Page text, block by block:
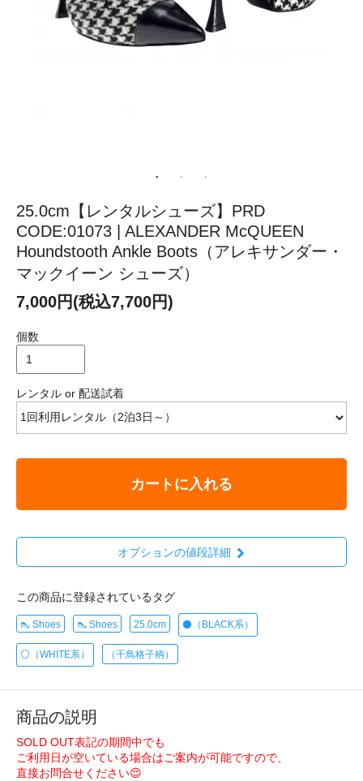
25.0cm【レンタルシューズ】PRD
CODE:01073 | ALEXANDER McQUEEN
Houndstooth Ankle Boots（アレキサンダー・
マックイーン シューズ）
7,000円(税込7,700円)
個数
レンタル or 配送試着
カートに入れる
オプションの値段詳細
この商品に登録されているタグ
👠 Shoes 👠 Shoes 25.0cm ⚫️（BLACK系）
⚪️（WHITE系） （千鳥格子柄）
商品の説明
SOLD OUT表記の期間中でも
ご利用日が空いている場合はご案内が可能ですので、
直接お問合せください😌